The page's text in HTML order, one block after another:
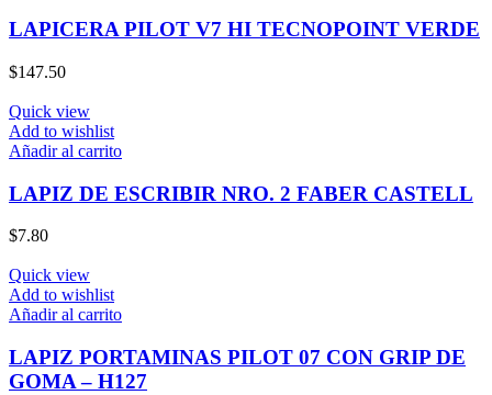
LAPICERA PILOT V7 HI TECNOPOINT VERDE
$147.50
Quick view
Add to wishlist
Añadir al carrito
LAPIZ DE ESCRIBIR NRO. 2 FABER CASTELL
$7.80
Quick view
Add to wishlist
Añadir al carrito
LAPIZ PORTAMINAS PILOT 07 CON GRIP DE
GOMA – H127